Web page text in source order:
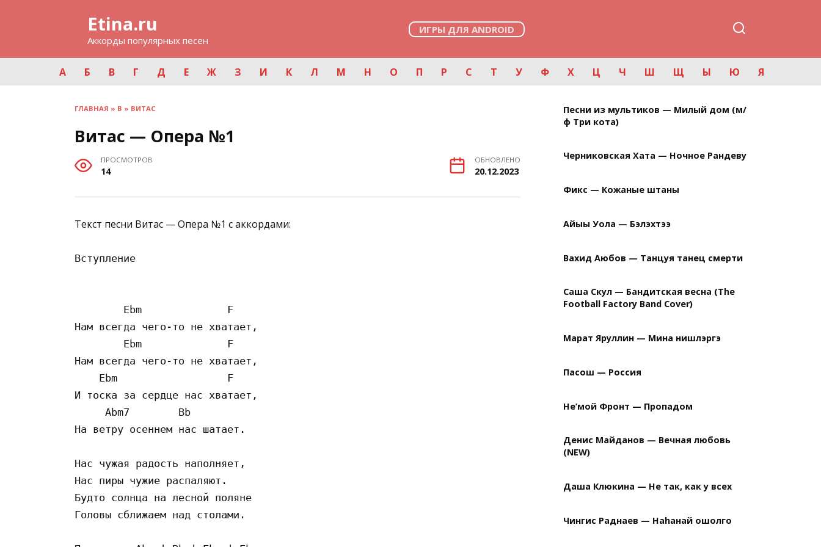
Etina.ru
Аккорды популярных песен
ИГРЫ ДЛЯ ANDROID
А Б В Г Д Е Ж З И К Л М Н О П Р С Т У Ф Х Ц Ч Ш Щ Ы Ю Я
ГЛАВНАЯ » В » ВИТАС
Витас — Опера №1
ПРОСМОТРОВ
14
ОБНОВЛЕНО
20.12.2023
Текст песни Витас — Опера №1 с аккордами:
Вступление
        Ebm              F
Нам всегда чего-то не хватает,
        Ebm              F
Нам всегда чего-то не хватает,
    Ebm                  F
И тоска за сердце нас хватает,
     Abm7        Bb
На ветру осеннем нас шатает.
Нас чужая радость наполняет,
Нас пиры чужие распаляют.
Будто солнца на лесной поляне
Головы сближаем над столами.
Песни из мультиков — Милый дом (м/
ф Три кота)
Черниковская Хата — Ночное Рандеву
Фикс — Кожаные штаны
Айыы Уола — Бэлэхтээ
Вахид Аюбов — Танцуя танец смерти
Саша Скул — Бандитская весна (The
Football Factory Band Cover)
Марат Яруллин — Мина нишлэргэ
Пасош — Россия
Не’мой Фронт — Пропадом
Денис Майданов — Вечная любовь
(NEW)
Даша Клюкина — Не так, как у всех
Чингис Раднаев — Наhанай ошолго